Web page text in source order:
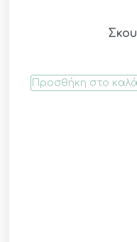
Προσθήκη στο